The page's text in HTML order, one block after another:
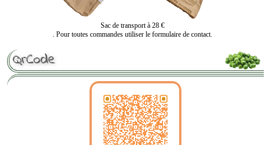
Sac de transport à 28 €
. Pour toutes commandes utiliser le formulaire de contact.
QrCode